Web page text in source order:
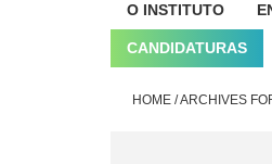
O INSTITUTO
CANDIDATURAS
HOME /ARCHIVES